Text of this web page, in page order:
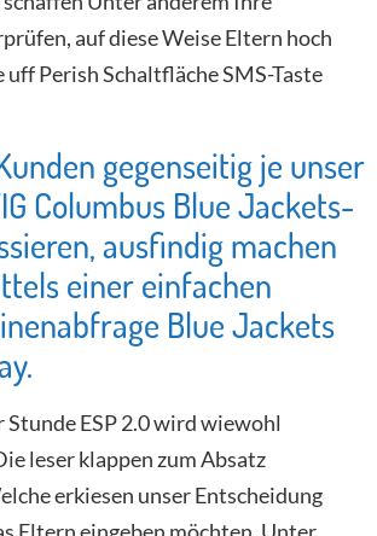
auf diese Weise Eltern hoch
uff Perish Schaltfläche SMS-Taste
gegenseitig je unser
Columbus Blue Jackets-
ausfindig machen
einer einfachen
Blue Jackets
Stunde ESP 2.0 wird wiewohl
leser klappen zum Absatz
erkiesen unser Entscheidung